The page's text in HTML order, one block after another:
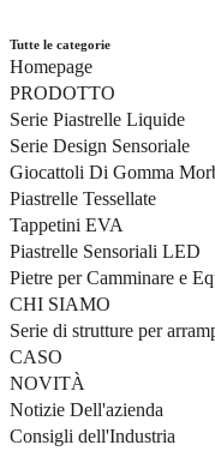
Tutte le categorie
Homepage
PRODOTTO
Serie Piastrelle Liquide
Serie Design Sensoriale
Giocattoli Di Gomma
Piastrelle Tessellate
Tappetini EVA
Piastrelle Sensoriali LED
Pietre per Camminare e
CHI SIAMO
Serie di strutture per
CASO
NOVITÀ
Notizie Dell'azienda
Consigli dell'Industria